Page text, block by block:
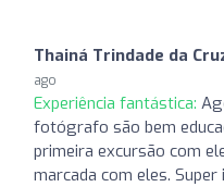
Thainá Trindade da
ago
Experiência fantástica:
fotógrafo são bem
primeira excursão com
marcada com eles. Super